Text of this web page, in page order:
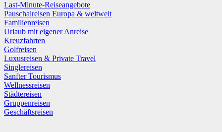
Last-Minute-Reiseangebote
Pauschalreisen Europa & weltweit
Familienreisen
Urlaub mit eigener Anreise
Kreuzfahrten
Golfreisen
Luxusreisen & Private Travel
Singlereisen
Sanfter Tourismus
Wellnessreisen
Städtereisen
Gruppenreisen
Geschäftsreisen